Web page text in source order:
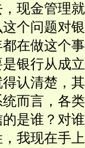
现金管理
问题对银
都在做这个
银行从成
认清楚，
而言，各
是谁？对
我现在手